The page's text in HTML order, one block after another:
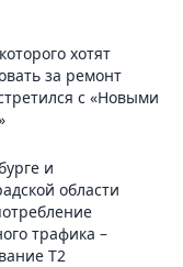
хотят
за ремонт
с «Новыми
и
области
трафика –
T2